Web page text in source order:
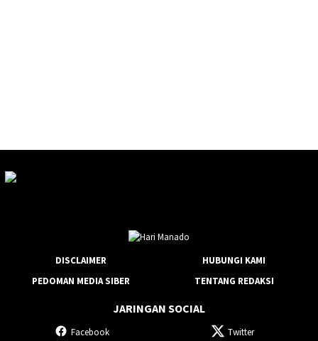
DISCLAIMER
HUBUNGI KAMI
PEDOMAN MEDIA SIBER
TENTANG REDAKSI
JARINGAN SOCIAL
Facebook Twitter